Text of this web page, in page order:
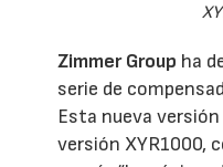
Zimmer Group ha
serie de
Esta nueva
versión XYR1000,